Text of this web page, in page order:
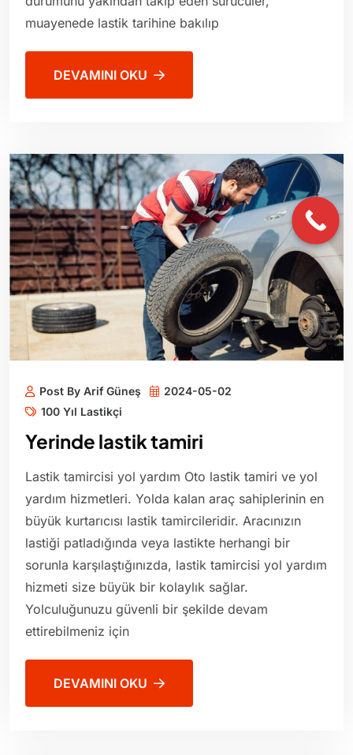
muayenede lastik tarihine bakılıp
DEVAMINI OKU
Post By Arif Güneş
2024-05-02
100 Yıl Lastikçi
Yerinde lastik tamiri
Lastik tamircisi yol yardım Oto lastik tamiri ve yol
yardım hizmetleri. Yolda kalan araç sahiplerinin en
büyük kurtarıcısı lastik tamircileridir. Aracınızın
lastiği patladığında veya lastikte herhangi bir
sorunla karşılaştığınızda, lastik tamircisi yol yardım
hizmeti size büyük bir kolaylık sağlar.
Yolculuğunuzu güvenli bir şekilde devam
ettirebilmeniz için
DEVAMINI OKU